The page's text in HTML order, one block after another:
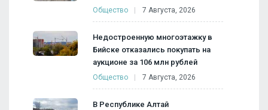
Общество 7 Августа, 2026
Недостроенную многоэтажку в
Бийске отказались покупать на
аукционе за 106 млн рублей
Общество 7 Августа, 2026
В Республике Алтай